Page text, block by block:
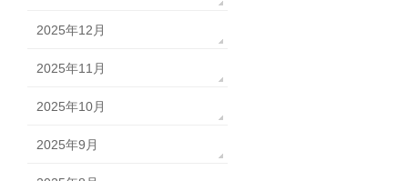
2025年12月
2025年11月
2025年10月
2025年9月